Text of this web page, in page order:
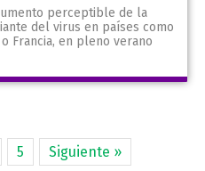
perceptible de la
del virus en países como
Francia, en pleno verano
5 Siguiente »